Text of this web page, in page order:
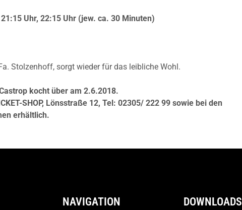
Uhr, 22:15 Uhr (jew. ca. 30 Minuten)
Stolzenhoff, sorgt wieder für das leibliche Wohl.
kocht über am 2.6.2018.
SHOP, Lönsstraße 12, Tel: 02305/ 222 99 sowie bei den
erhältlich.
NAVIGATION DOWNLOADS